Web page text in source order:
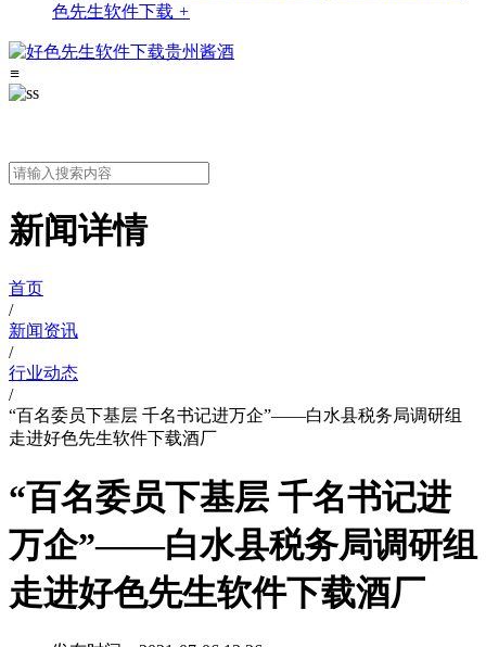
色先生软件下载 +
≡
新闻详情
首页
/
新闻资讯
/
行业动态
/
“百名委员下基层 千名书记进万企”——白水县税务局调研组
走进好色先生软件下载酒厂
“百名委员下基层 千名书记进
万企”——白水县税务局调研组
走进好色先生软件下载酒厂